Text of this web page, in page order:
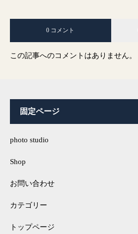
0 コメント
この記事へのコメントはありません。
固定ページ
photo studio
Shop
お問い合わせ
カテゴリー
トップページ